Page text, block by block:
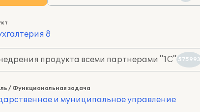
8
продукта всеми партнерами "1С" 575993
/ Функциональная задача
и муниципальное управление